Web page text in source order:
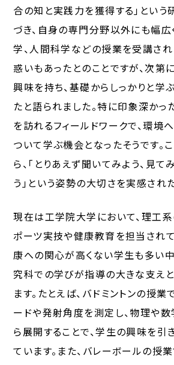
合の知と実践力を獲得する」とい
づき、自身の専門分野以外にも幅
学、人間科学などの授業を受講され
惑いもあったとのことですが、次第
興味を持ち、基礎からしっかりと学
たと語られました。特に印象深かっ
を訪れるフィールドワークで、環境
ついて学ぶ機会となったそうです。
ら、「とりあえず聞いてみよう、見て
う」という姿勢の大切さを実感され
現在は工学院大学において、理工
ポーツ実技や健康教育を担当され
康への関心が高くない学生も多い
究科での学びが指導の大きな支え
ます。たとえば、バドミントンの授
ードや発射角度を測定し、物理や
ら展開することで、学生の興味を引
ています。また、バレーボールの授